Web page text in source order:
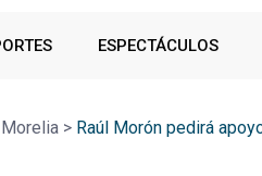
ESPECTÁCULOS
Morelia > Raúl Morón pedirá